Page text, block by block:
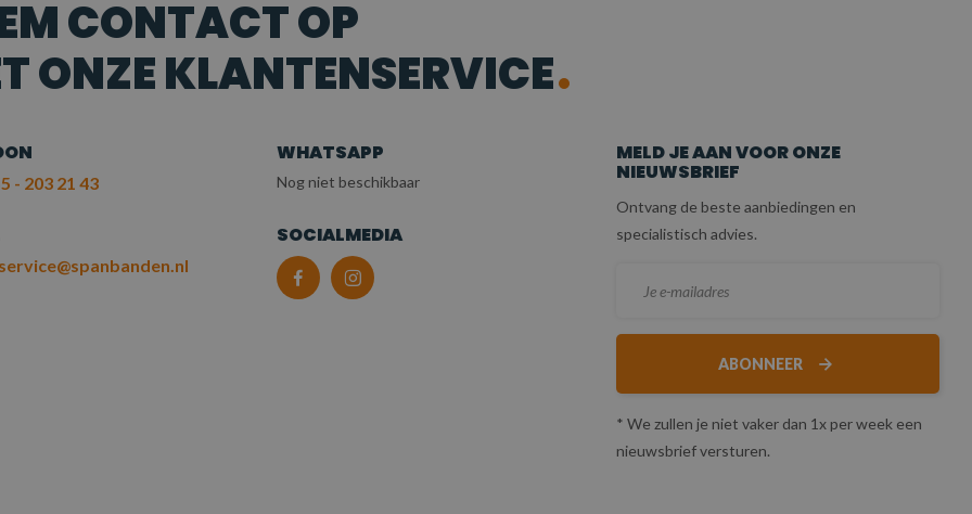
CONTACT OP
ONZE KLANTENSERVICE
- 203 21 43
WHATSAPP
Nog niet beschikbaar
SOCIALMEDIA
MELD JE AAN VOOR ONZE
NIEUWSBRIEF
Ontvang de beste aanbiedingen en
specialistisch advies.
ABONNEER
* We zullen je niet vaker dan 1x per week een
nieuwsbrief versturen.